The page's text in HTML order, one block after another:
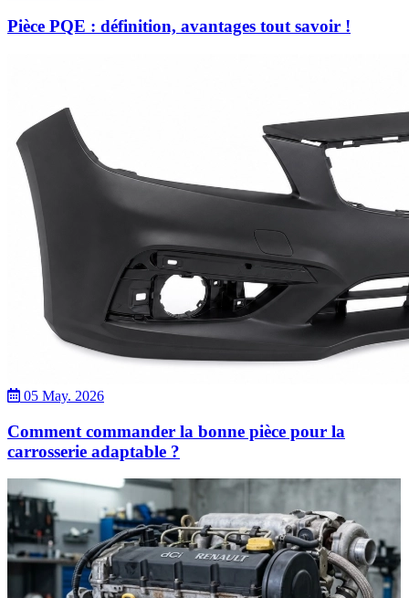
Pièce PQE : définition, avantages tout savoir !
05 May. 2026
Comment commander la bonne pièce pour la
carrosserie adaptable ?